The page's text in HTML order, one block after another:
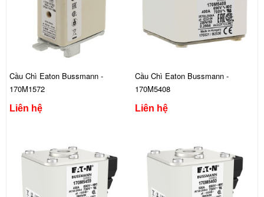
Cầu Chì Eaton Bussmann -
170M1572
Liên hệ
Cầu Chì Eaton Bussmann -
170M5408
Liên hệ